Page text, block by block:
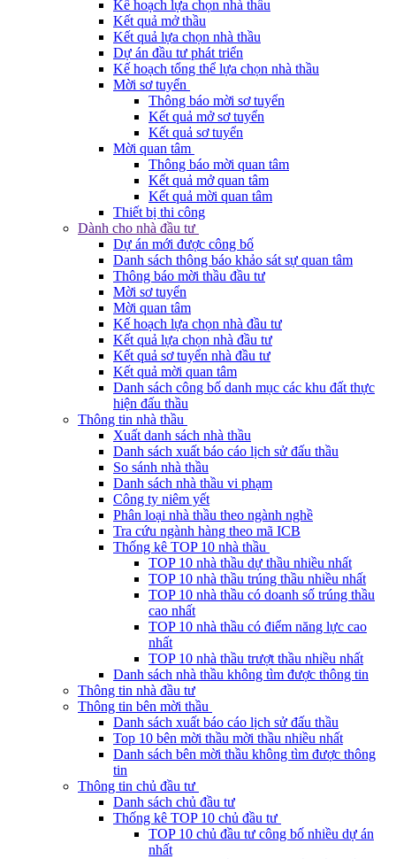
Kế hoạch lựa chọn nhà thầu
Kết quả mở thầu
Kết quả lựa chọn nhà thầu
Dự án đầu tư phát triển
Kế hoạch tổng thể lựa chọn nhà thầu
Mời sơ tuyển
Thông báo mời sơ tuyển
Kết quả mở sơ tuyển
Kết quả sơ tuyển
Mời quan tâm
Thông báo mời quan tâm
Kết quả mở quan tâm
Kết quả mời quan tâm
Thiết bị thi công
Dành cho nhà đầu tư
Dự án mới được công bố
Danh sách thông báo khảo sát sự quan tâm
Thông báo mời thầu đầu tư
Mời sơ tuyển
Mời quan tâm
Kế hoạch lựa chọn nhà đầu tư
Kết quả lựa chọn nhà đầu tư
Kết quả sơ tuyển nhà đầu tư
Kết quả mời quan tâm
Danh sách công bố danh mục các khu đất thực
hiện đấu thầu
Thông tin nhà thầu
Xuất danh sách nhà thầu
Danh sách xuất báo cáo lịch sử đấu thầu
So sánh nhà thầu
Danh sách nhà thầu vi phạm
Công ty niêm yết
Phân loại nhà thầu theo ngành nghề
Tra cứu ngành hàng theo mã ICB
Thống kê TOP 10 nhà thầu
TOP 10 nhà thầu dự thầu nhiều nhất
TOP 10 nhà thầu trúng thầu nhiều nhất
TOP 10 nhà thầu có doanh số trúng thầu
cao nhất
TOP 10 nhà thầu có điểm năng lực cao
nhất
TOP 10 nhà thầu trượt thầu nhiều nhất
Danh sách nhà thầu không tìm được thông tin
Thông tin nhà đầu tư
Thông tin bên mời thầu
Danh sách xuất báo cáo lịch sử đấu thầu
Top 10 bên mời thầu mời thầu nhiều nhất
Danh sách bên mời thầu không tìm được thông
tin
Thông tin chủ đầu tư
Danh sách chủ đầu tư
Thống kê TOP 10 chủ đầu tư
TOP 10 chủ đầu tư công bố nhiều dự án
nhất